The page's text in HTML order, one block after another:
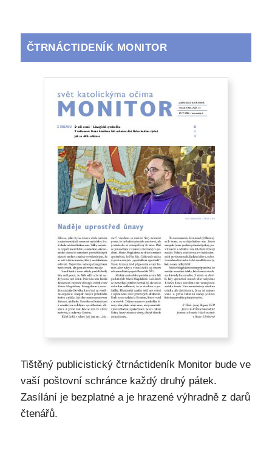
ČTRNÁCTIDENÍK MONITOR
Tištěný publicistický čtrnáctideník Monitor bude ve
vaší poštovní schránce každý druhý pátek.
Zasílání je bezplatné a je hrazené výhradně z darů
čtenářů.